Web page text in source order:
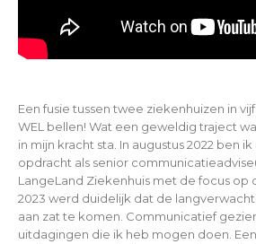
Een fusie tussen twee ziekenhuizen in
WEL bellen! Wat een geweldig traject
in mijn kracht sta. In augustus 2022 ben
opdracht als senior
LangeLand Ziekenhuis met de focus op
2023 werd duidelijk dat de
aan zat te komen. Communicatief
uitdagingen die ik heb mogen doen.